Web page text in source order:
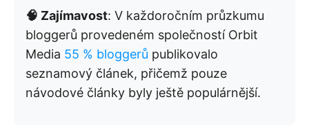
🧠 Zajímavost: V každoročním průzkumu
bloggerů provedeném společností Orbit
Media 55 % bloggerů publikovalo
seznamový článek, přičemž pouze
návodové články byly ještě populárnější.